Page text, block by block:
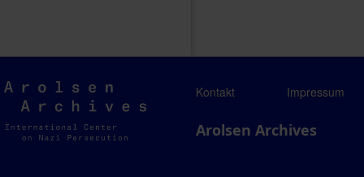
Arolsen
Archives
Kontakt Impressum
Arolsen Archives